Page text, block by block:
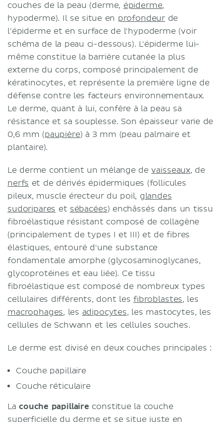
couches de la peau (derme, épiderme,
hypoderme). Il se situe en profondeur de
l'épiderme et en surface de l'hypoderme (voir
schéma de la peau ci-dessous). L'épiderme lui-
même constitue la barrière cutanée la plus
externe du corps, composé principalement de
kératinocytes, et représente la première ligne de
défense contre les facteurs environnementaux.
Le derme, quant à lui, confère à la peau sa
résistance et sa souplesse. Son épaisseur varie de
0,6 mm (paupière) à 3 mm (peau palmaire et
plantaire).
Le derme contient un mélange devaisseaux, de
nerfs et de dérivés épidermiques (follicules
pileux, muscle érecteur du poil, glandes
sudoripares et sébacées) enchâssés dans un tissu
fibroélastique résistant composé de collagène
(principalement de types I et III) et de fibres
élastiques, entouré d'une substance
fondamentale amorphe (glycosaminoglycanes,
glycoprotéines et eau liée). Ce tissu
fibroélastique est composé de nombreux types
cellulaires différents, dont lesfibroblastes, les
macrophages, les adipocytes, les mastocytes, les
cellules de Schwann et les cellules souches.
Le derme est divisé en deux couches principales :
Couche papillaire
Couche réticulaire
Lacouche papillaire constitue la couche
superficielle du derme et se situe juste en